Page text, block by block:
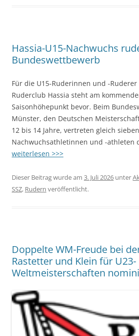
Hassia-U15-Nachwuchs
Bundeswettbewerb
Für die U15-Ruderinnen und -
Ruderclub Hassia steht am
Saisonhöhepunkt bevor. Beim
Münster, den Deutschen
12 bis 14 Jahre, vertreten gleich sieben
Nachwuchsathletinnen und -athleten
weiterlesen >>>
Dieser Beitrag wurde am 3. Juli 2026 unter
SSZ, Rudern veröffentlicht.
Doppelte WM-Freude bei
Rastetter und Klein für U23-
Weltmeisterschaften